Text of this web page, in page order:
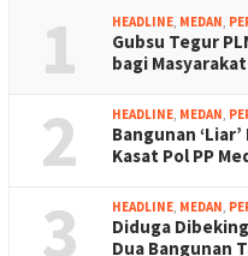
1 HEADLINE, MEDAN,
Gubsu Tegur
bagi
2 HEADLINE, MEDAN,
Bangunan
Kasat Pol PP
3 HEADLINE, MEDAN,
Diduga
Dua Bangunan